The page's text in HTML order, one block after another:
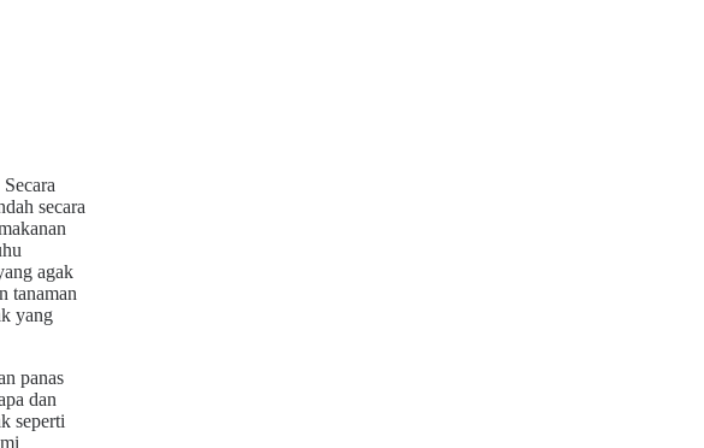
secara
agak
tanaman
yang
panas
dan
seperti